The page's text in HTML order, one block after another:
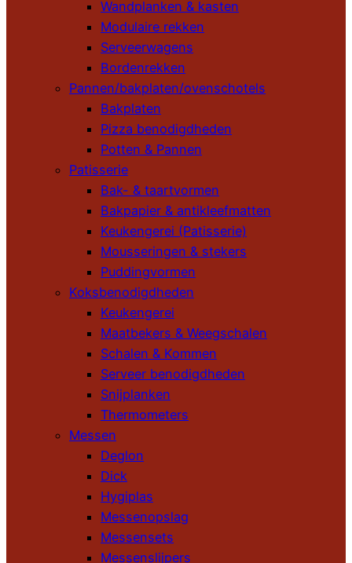
Wandplanken & kasten
Modulaire rekken
Serveerwagens
Bordenrekken
Pannen/bakplaten/ovenschotels
Bakplaten
Pizza benodigdheden
Potten & Pannen
Patisserie
Bak- & taartvormen
Bakpapier & antikleefmatten
Keukengerei (Patisserie)
Mousseringen & stekers
Puddingvormen
Koksbenodigdheden
Keukengerei
Maatbekers & Weegschalen
Schalen & Kommen
Serveer benodigdheden
Snijplanken
Thermometers
Messen
Deglon
Dick
Hygiplas
Messenopslag
Messensets
Messenslijpers